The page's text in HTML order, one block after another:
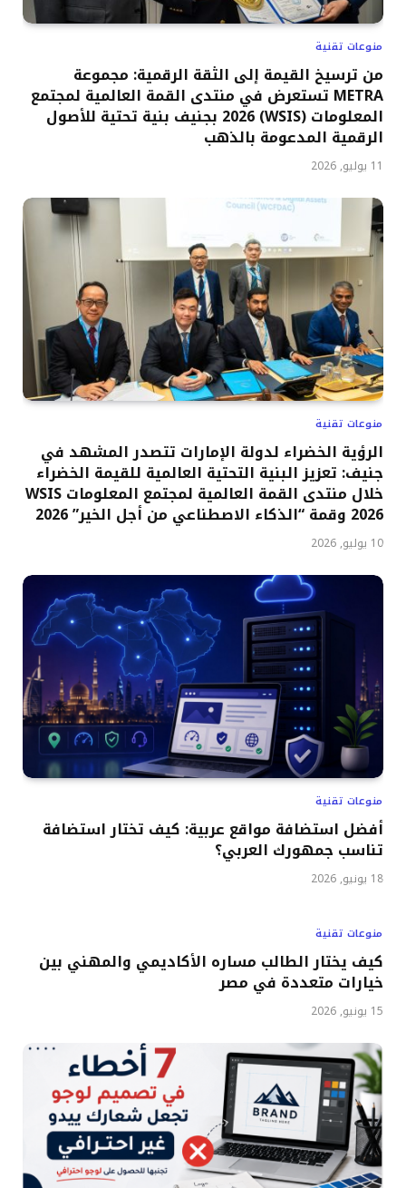
منوعات تقنية
من ترسيخ القيمة إلى الثقة الرقمية: مجموعة
METRA تستعرض في منتدى القمة العالمية لمجتمع
المعلومات (WSIS) 2026 بجنيف بنية تحتية للأصول
الرقمية المدعومة بالذهب
11 يوليو, 2026
منوعات تقنية
الرؤية الخضراء لدولة الإمارات تتصدر المشهد في
جنيف: تعزيز البنية التحتية العالمية للقيمة الخضراء
خلال منتدى القمة العالمية لمجتمع المعلومات WSIS
2026 وقمة “الذكاء الاصطناعي من أجل الخير” 2026
10 يوليو, 2026
منوعات تقنية
أفضل استضافة مواقع عربية: كيف تختار استضافة
تناسب جمهورك العربي؟
18 يونيو, 2026
منوعات تقنية
كيف يختار الطالب مساره الأكاديمي والمهني بين
خيارات متعددة في مصر
15 يونيو, 2026